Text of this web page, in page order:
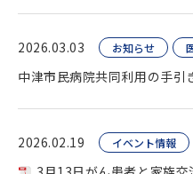
2026.03.03 お知らせ
中津市民病院共同利用の手引
2026.02.19 イベント情報